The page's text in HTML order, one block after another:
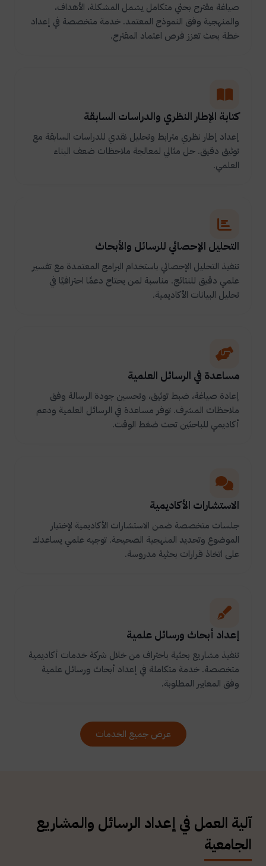
صياغة مقترح بحثي متكامل يشمل المشكلة، الأهداف،
والمنهجية وفق النموذج المعتمد. خدمة متخصصة في إعداد
خطة بحث تعزز فرص اعتماد المقترح.
كتابة الإطار النظري والدراسات السابقة
إعداد إطار نظري مترابط وتحليل نقدي للدراسات السابقة مع
توثيق دقيق. حل مثالي لمعالجة ملاحظات ضعف البناء
العلمي.
التحليل الإحصائي للرسائل والأبحاث
تنفيذ التحليل الإحصائي باستخدام البرامج المعتمدة مع تفسير
علمي دقيق للنتائج. مناسبة لمن يحتاج دعمًا احترافيًا في
تحليل البيانات الأكاديمية.
مساعدة في الرسائل العلمية
إعادة صياغة، ضبط توثيق، وتحسين جودة الرسالة وفق
ملاحظات المشرف. توفر مساعدة في الرسائل العلمية ودعم
أكاديمي للباحثين تحت ضغط الوقت.
الاستشارات الأكاديمية
جلسات متخصصة ضمن الاستشارات الأكاديمية لإختيار
الموضوع وتحديد المنهجية الصحيحة. توجيه علمي يساعدك
على اتخاذ قرارات بحثية مدروسة.
إعداد أبحاث ورسائل علمية
تنفيذ مشاريع بحثية باحتراف من خلال شركة خدمات أكاديمية
متخصصة. خدمة متكاملة في إعداد أبحاث ورسائل علمية
وفق المعايير المطلوبة.
عرض جميع الخدمات
آلية العمل في إعداد الرسائل والمشاريع
الجامعية